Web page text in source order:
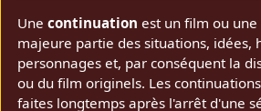
Unecontinuation est un film ou
majeure partie des situations, idées,
personnages et, par conséquent la
ou du film originels. Les
faites longtemps après l'arrêt d'une